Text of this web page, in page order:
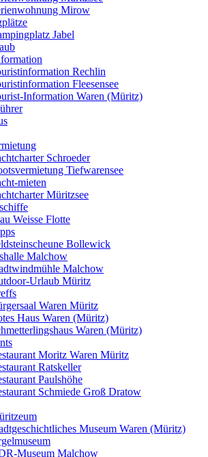
Mirow
Jabel
Rechlin
Fleesensee
Information Waren (Müritz)
Schroeder
Tiefwarensee
mieten
Müritzsee
Weisse Flotte
Bollewick
Malchow
Malchow
Urlaub Müritz
Waren Müritz
Haus Waren (Müritz)
Waren (Müritz)
Moritz Waren Müritz
Ratskeller
Paulshöhe
Schmiede Groß Dratow
Museum Waren (Müritz)
Museum Malchow